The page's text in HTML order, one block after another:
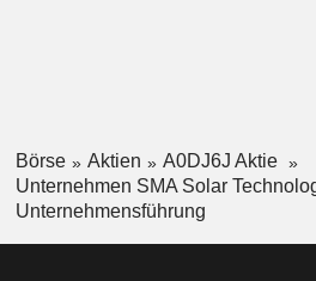
Börse Aktien
A0DJ6J Aktie
Unternehmen SMA Solar
Unternehmensführung